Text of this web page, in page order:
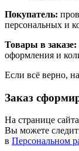
Покупатель:
персональных и
Товары в заказе:
оформления и
Если всё верно,
Заказ
На странице
Вы можете
в Персональном